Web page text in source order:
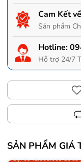
Cam Kết
Sản phẩm
Hotline:
Hỗ trợ 24/7
SẢN PHẨM GIÁ
Trợ giá 300.000đ
Gọi 0942.008.009 để có